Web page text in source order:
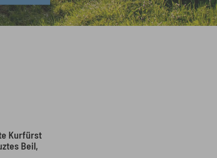
Kurfürst
Beil,